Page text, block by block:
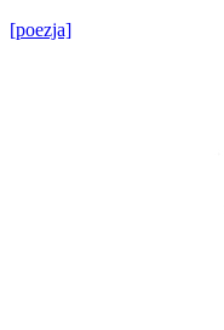
[poezja]